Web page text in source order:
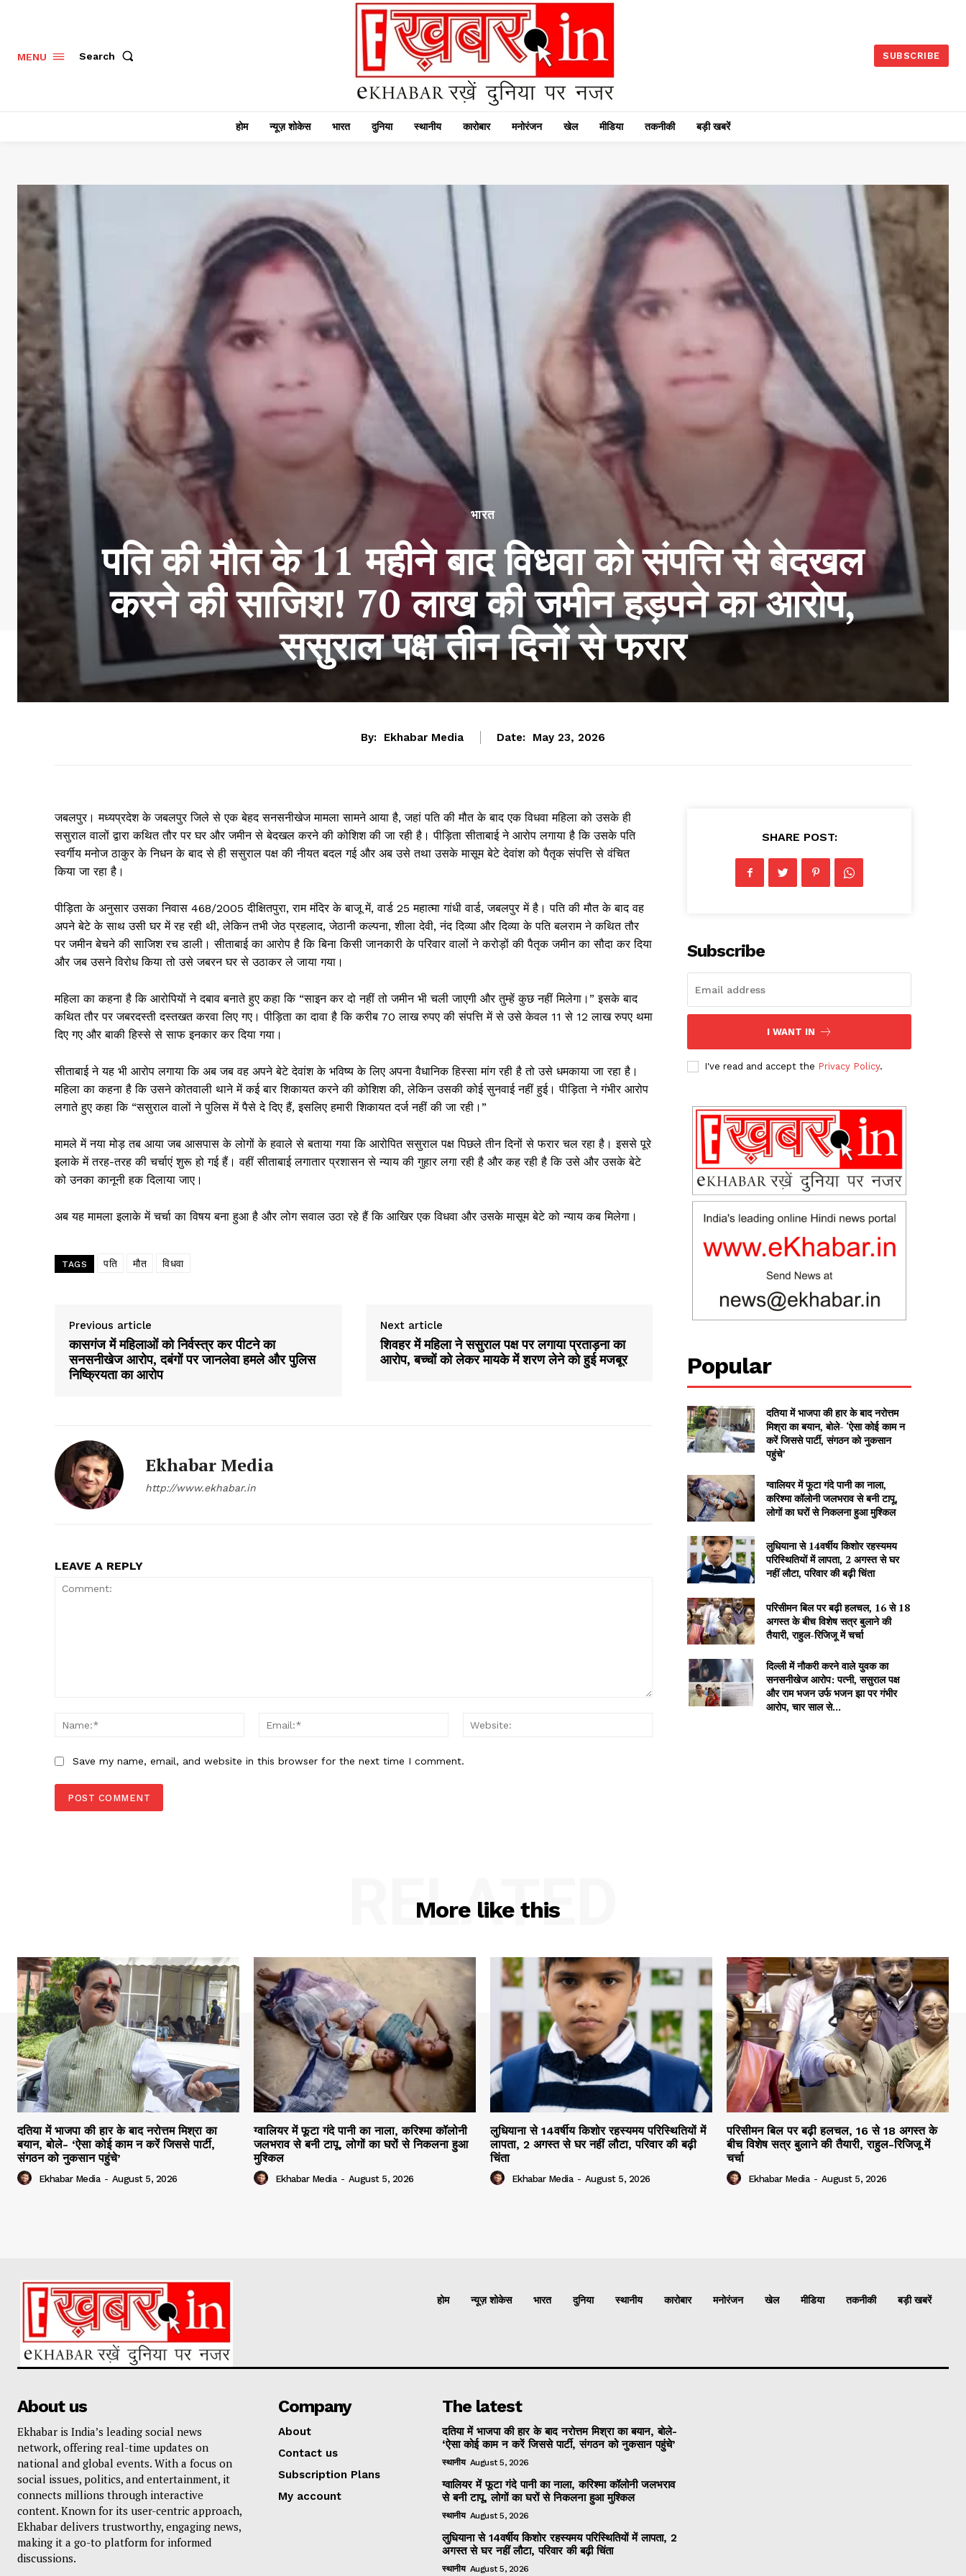
Contact us
MENU Search SUBSCRIBE
होम न्यूज़ शोकेस भारत दुनिया स्थानीय कारोबार मनोरंजन खेल मीडिया तकनीकी बड़ी खबरें
भारत
पति की मौत के 11 महीने बाद विधवा को संपत्ति से बेदखल
करने की साजिश! 70 लाख की जमीन हड़पने का आरोप,
ससुराल पक्ष तीन दिनों से फरार
By: Ekhabar Media Date: May 23, 2026
जबलपुर। मध्यप्रदेश के जबलपुर जिले से एक बेहद सनसनीखेज मामला सामने आया है, जहां पति की मौत के बाद एक विधवा महिला को उसके ही
ससुराल वालों द्वारा कथित तौर पर घर और जमीन से बेदखल करने की कोशिश की जा रही है। पीड़िता सीताबाई ने आरोप लगाया है कि उसके पति
स्वर्गीय मनोज ठाकुर के निधन के बाद से ही ससुराल पक्ष की नीयत बदल गई और अब उसे तथा उसके मासूम बेटे देवांश को पैतृक संपत्ति से वंचित
किया जा रहा है।
पीड़िता के अनुसार उसका निवास 468/2005 दीक्षितपुरा, राम मंदिर के बाजू में, वार्ड 25 महात्मा गांधी वार्ड, जबलपुर में है। पति की मौत के बाद वह
अपने बेटे के साथ उसी घर में रह रही थी, लेकिन तभी जेठ प्रहलाद, जेठानी कल्पना, शीला देवी, नंद दिव्या और दिव्या के पति बलराम ने कथित तौर
पर जमीन बेचने की साजिश रच डाली। सीताबाई का आरोप है कि बिना किसी जानकारी के परिवार वालों ने करोड़ों की पैतृक जमीन का सौदा कर दिया
और जब उसने विरोध किया तो उसे जबरन घर से उठाकर ले जाया गया।
महिला का कहना है कि आरोपियों ने दबाव बनाते हुए कहा कि “साइन कर दो नहीं तो जमीन भी चली जाएगी और तुम्हें कुछ नहीं मिलेगा।” इसके बाद
कथित तौर पर जबरदस्ती दस्तखत करवा लिए गए। पीड़िता का दावा है कि करीब 70 लाख रुपए की संपत्ति में से उसे केवल 11 से 12 लाख रुपए थमा
दिए गए और बाकी हिस्से से साफ इनकार कर दिया गया।
सीताबाई ने यह भी आरोप लगाया कि अब जब वह अपने बेटे देवांश के भविष्य के लिए अपना वैधानिक हिस्सा मांग रही है तो उसे धमकाया जा रहा है।
महिला का कहना है कि उसने कोतवाली थाने में कई बार शिकायत करने की कोशिश की, लेकिन उसकी कोई सुनवाई नहीं हुई। पीड़िता ने गंभीर आरोप
लगाते हुए कहा कि “ससुराल वालों ने पुलिस में पैसे दे दिए हैं, इसलिए हमारी शिकायत दर्ज नहीं की जा रही।”
मामले में नया मोड़ तब आया जब आसपास के लोगों के हवाले से बताया गया कि आरोपित ससुराल पक्ष पिछले तीन दिनों से फरार चल रहा है। इससे पूरे
इलाके में तरह-तरह की चर्चाएं शुरू हो गई हैं। वहीं सीताबाई लगातार प्रशासन से न्याय की गुहार लगा रही है और कह रही है कि उसे और उसके बेटे
को उनका कानूनी हक दिलाया जाए।
अब यह मामला इलाके में चर्चा का विषय बना हुआ है और लोग सवाल उठा रहे हैं कि आखिर एक विधवा और उसके मासूम बेटे को न्याय कब मिलेगा।
TAGS पति मौत विधवा
Previous article
कासगंज में महिलाओं को निर्वस्त्र कर पीटने का
सनसनीखेज आरोप, दबंगों पर जानलेवा हमले और पुलिस
निष्क्रियता का आरोप
Next article
शिवहर में महिला ने ससुराल पक्ष पर लगाया प्रताड़ना का
आरोप, बच्चों को लेकर मायके में शरण लेने को हुई मजबूर
Ekhabar Media
http://www.ekhabar.in
LEAVE A REPLY
Name:*
Email:*
Save my name, email, and website in this browser for the next time I comment.
SHARE POST:
Subscribe
I WANT IN
I've read and accept the Privacy Policy.
Popular
दतिया में भाजपा की हार के बाद नरोत्तम
मिश्रा का बयान, बोले- ‘ऐसा कोई काम न
करें जिससे पार्टी, संगठन को नुकसान
पहुंचे’
ग्वालियर में फूटा गंदे पानी का नाला,
करिश्मा कॉलोनी जलभराव से बनी टापू,
लोगों का घरों से निकलना हुआ मुश्किल
लुधियाना से 14वर्षीय किशोर रहस्यमय
परिस्थितियों में लापता, 2 अगस्त से घर
नहीं लौटा, परिवार की बढ़ी चिंता
परिसीमन बिल पर बढ़ी हलचल, 16 से 18
अगस्त के बीच विशेष सत्र बुलाने की
तैयारी, राहुल-रिजिजू में चर्चा
दिल्ली में नौकरी करने वाले युवक का
सनसनीखेज आरोप: पत्नी, ससुराल पक्ष
और राम भजन उर्फ भजन झा पर गंभीर
आरोप, चार साल से...
More like this
RELATED
दतिया में भाजपा की हार के बाद नरोत्तम मिश्रा का
बयान, बोले- ‘ऐसा कोई काम न करें जिससे पार्टी,
संगठन को नुकसान पहुंचे’
Ekhabar Media - August 5, 2026
ग्वालियर में फूटा गंदे पानी का नाला, करिश्मा कॉलोनी
जलभराव से बनी टापू, लोगों का घरों से निकलना हुआ
मुश्किल
Ekhabar Media - August 5, 2026
लुधियाना से 14वर्षीय किशोर रहस्यमय परिस्थितियों में
लापता, 2 अगस्त से घर नहीं लौटा, परिवार की बढ़ी
चिंता
Ekhabar Media - August 5, 2026
परिसीमन बिल पर बढ़ी हलचल, 16 से 18 अगस्त के
बीच विशेष सत्र बुलाने की तैयारी, राहुल-रिजिजू में
चर्चा
Ekhabar Media - August 5, 2026
होम न्यूज़ शोकेस भारत दुनिया स्थानीय कारोबार मनोरंजन खेल मीडिया तकनीकी बड़ी खबरें
About us
Ekhabar is India’s leading social news
network, offering real-time updates on
national and global events. With a focus on
social issues, politics, and entertainment, it
connects millions through interactive
content. Known for its user-centric approach,
Ekhabar delivers trustworthy, engaging news,
making it a go-to platform for informed
discussions.
Company
About
Contact us
Subscription Plans
My account
The latest
दतिया में भाजपा की हार के बाद नरोत्तम मिश्रा का बयान, बोले-
‘ऐसा कोई काम न करें जिससे पार्टी, संगठन को नुकसान पहुंचे’
स्थानीय August 5, 2026
ग्वालियर में फूटा गंदे पानी का नाला, करिश्मा कॉलोनी जलभराव
से बनी टापू, लोगों का घरों से निकलना हुआ मुश्किल
स्थानीय August 5, 2026
लुधियाना से 14वर्षीय किशोर रहस्यमय परिस्थितियों में लापता, 2
अगस्त से घर नहीं लौटा, परिवार की बढ़ी चिंता
स्थानीय August 5, 2026